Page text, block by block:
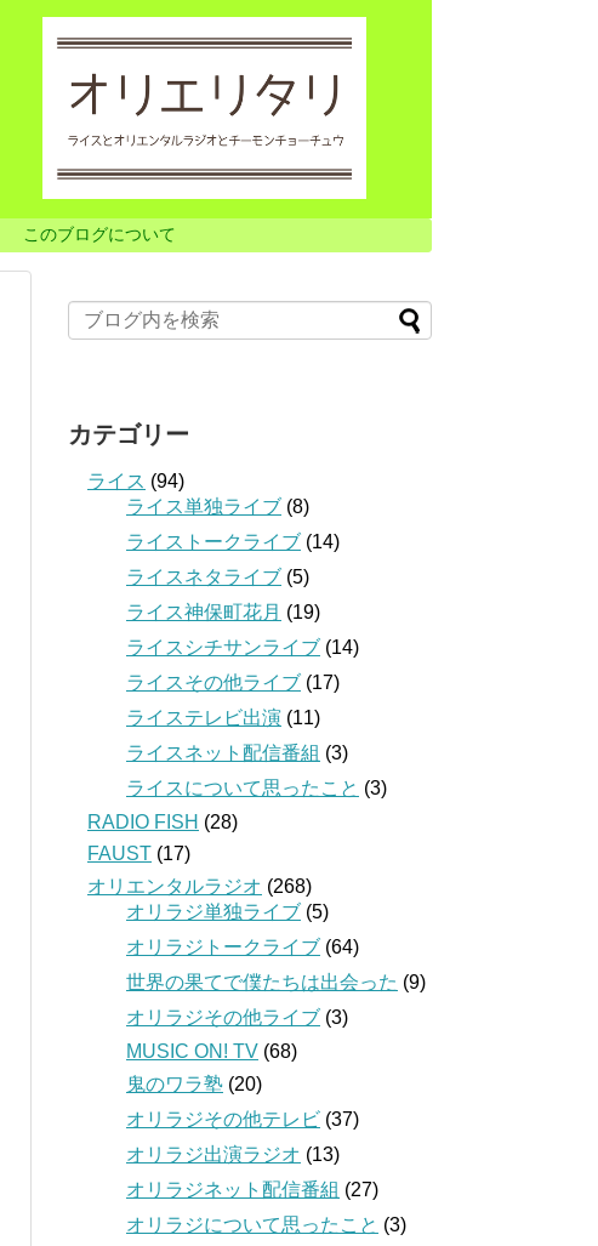
このブログについて
カテゴリー
ライス (94)
ライス単独ライブ (8)
ライストークライブ (14)
ライスネタライブ (5)
ライス神保町花月 (19)
ライスシチサンライブ (14)
ライスその他ライブ (17)
ライステレビ出演 (11)
ライスネット配信番組 (3)
ライスについて思ったこと (3)
RADIO FISH (28)
FAUST (17)
オリエンタルラジオ (268)
オリラジ単独ライブ (5)
オリラジトークライブ (64)
世界の果てで僕たちは出会った (9)
オリラジその他ライブ (3)
MUSIC ON! TV (68)
鬼のワラ塾 (20)
オリラジその他テレビ (37)
オリラジ出演ラジオ (13)
オリラジネット配信番組 (27)
オリラジについて思ったこと (3)